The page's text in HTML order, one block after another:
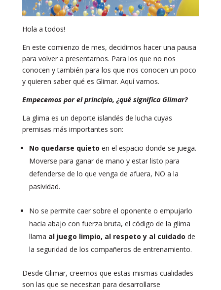
Hola a todos!
En este comienzo de mes, decidimos hacer una pausa
para volver a presentarnos. Para los que no nos
conocen y también para los que nos conocen un poco
y quieren saber qué es Glimar. Aquí vamos.
Empecemos por el principio, ¿qué significa Glimar?
La glima es un deporte islandés de lucha cuyas
premisas más importantes son:
No quedarse quieto en el espacio donde se juega.
Moverse para ganar de mano y estar listo para
defenderse de lo que venga de afuera, NO a la
pasividad.
No se permite caer sobre el oponente o empujarlo
hacia abajo con fuerza bruta, el código de la glima
llama al juego limpio, al respeto y al cuidado de
la seguridad de los compañeros de entrenamiento.
Desde Glimar, creemos que estas mismas cualidades
son las que se necesitan para desarrollarse